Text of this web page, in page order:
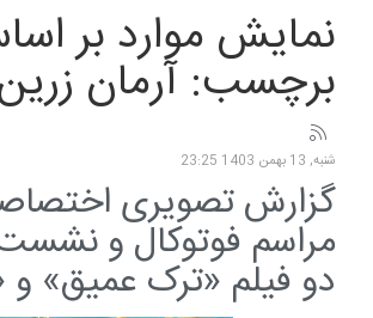
نمایش موارد بر
برچسب: آرمان
شنبه, 13 بهمن 1403 23:25
گزارش تصویری
مراسم فوتوکال و
دو فیلم «ترک عمیق» و